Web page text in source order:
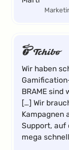
Wir haben
BRAME
[…] Wir
Kampagnen
Support, auf
mega